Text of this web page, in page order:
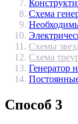
Схема
Схемы
Схема
Генератор
Способ 3